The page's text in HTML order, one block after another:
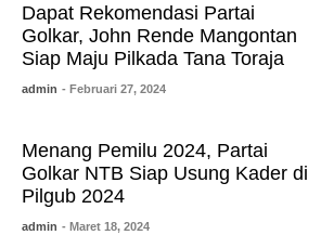
Dapat Rekomendasi Partai
Golkar, John Rende Mangontan
Siap Maju Pilkada Tana Toraja
admin - Februari 27, 2024
Menang Pemilu 2024, Partai
Golkar NTB Siap Usung Kader di
Pilgub 2024
admin - Maret 18, 2024